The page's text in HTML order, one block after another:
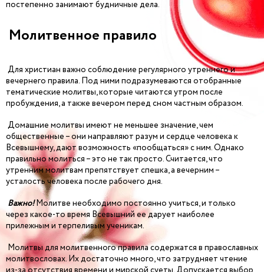
постепенно занимают будничные дела.
Молитвенное правило
Для христиан важно соблюдение регулярного утреннего и
вечернего правила. Под ними подразумеваются отобранные
тематические молитвы, которые читаются утром после
пробуждения, а также вечером перед сном частным образом.
Домашние молитвы имеют не меньшее значение, чем
общественные – они направляют разум и сердце человека к
Всевышнему, дают возможность «пообщаться» с ним. Однако
правильно молиться – это не так просто. Считается, что
утренним молитвам препятствует спешка, а вечерним –
усталость человека после рабочего дня.
Важно!Молитве необходимо постоянно учиться, и только
через какое-то время Всевышний ее дарует наиболее
прилежным и терпеливым ученикам.
Молитвы для молитвенного правила содержатся в православных
молитвословах. Их достаточно много, что затрудняет чтение